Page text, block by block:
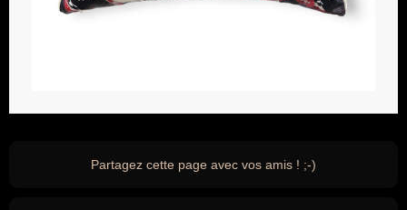
Partagez cette page avec vos amis ! ;-)